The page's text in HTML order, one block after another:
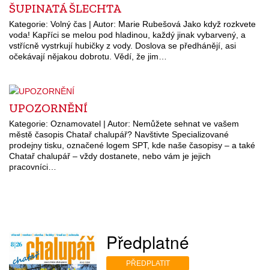
ŠUPINATÁ ŠLECHTA
Kategorie: Volný čas | Autor: Marie Rubešová Jako když rozkvete
voda! Kapříci se melou pod hladinou, každý jinak vybarvený, a
vstřícně vystrkují hubičky z vody. Doslova se předhánějí, asi
očekávají nějakou dobrotu. Vědí, že jim…
UPOZORNĚNÍ
Kategorie: Oznamovatel | Autor: Nemůžete sehnat ve vašem
městě časopis Chatař chalupář? Navštivte Specializované
prodejny tisku, označené logem SPT, kde naše časopisy – a také
Chatař chalupář – vždy dostanete, nebo vám je jejich
pracovníci…
Předplatné
PŘEDPLATIT